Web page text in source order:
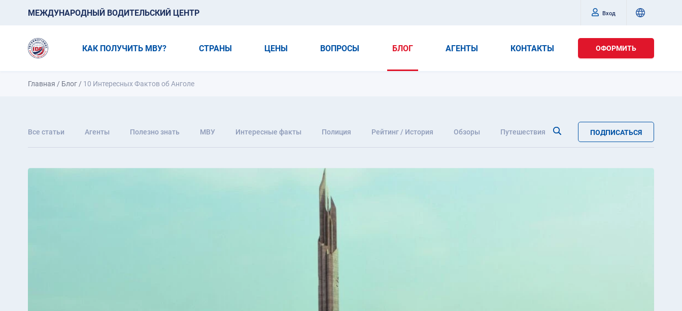
МЕЖДУНАРОДНЫЙ ВОДИТЕЛЬСКИЙ ЦЕНТР Вход
КАК ПОЛУЧИТЬ МВУ? СТРАНЫ ЦЕНЫ ВОПРОСЫ БЛОГ АГЕНТЫ КОНТАКТЫ ОФОРМИТЬ
Главная / Блог / 10 Интересных Фактов об Анголе
Все статьи Агенты Полезно знать МВУ Интересные факты Полиция Рейтинг / История Обзоры Путешествия ПОДПИСАТЬСЯ